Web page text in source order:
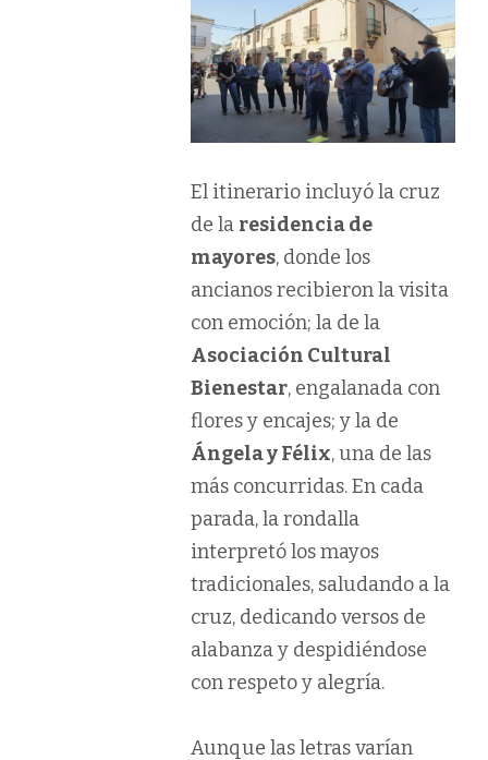
El itinerario incluyó la cruz
de la residencia de
mayores, donde los
ancianos recibieron la visita
con emoción; la de la
Asociación Cultural
Bienestar, engalanada con
flores y encajes; y la de
Ángela y Félix, una de las
más concurridas. En cada
parada, la rondalla
interpretó los mayos
tradicionales, saludando a la
cruz, dedicando versos de
alabanza y despidiéndose
con respeto y alegría.
Aunque las letras varían